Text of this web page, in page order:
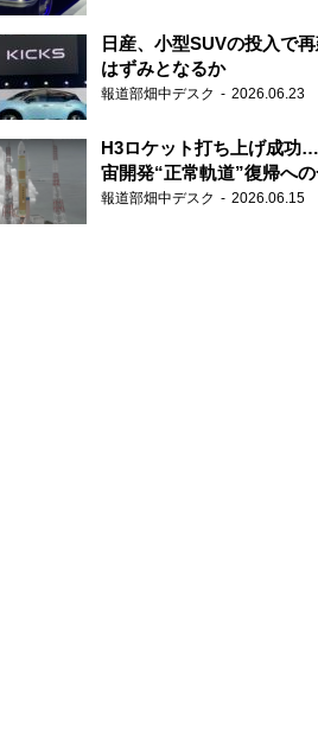
日産、小型SUVの投入で
はずみとなるか
報道部畑中デスク 2026.06.23
H3ロケット打ち上げ成
宙開発“正常軌道”復帰へ
報道部畑中デスク 2026.06.15